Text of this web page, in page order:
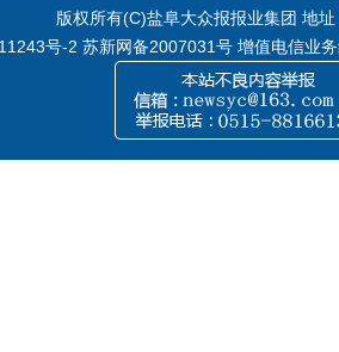
版权所有(C)盐阜大众报报业集团 地
号-2 苏新网备2007031号 增值电信业